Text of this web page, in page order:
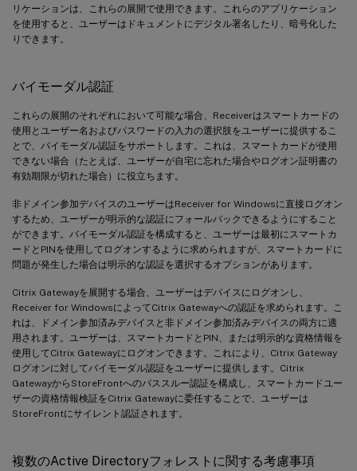
リケーションは、これらの展開で使用できます。これらのアプリケーション
を使用すると、ユーザーはドキュメントにデジタル署名したり、暗号化した
りできます。
バイモーダル認証
これらの展開のそれぞれにおいて可能な場合、Receiverはスマートカードの
使用とユーザー名およびパスワードの入力の選択肢をユーザーに提供するこ
とで、バイモーダル認証をサポートします。これは、スマートカードが使用
できない場合（たとえば、ユーザーが自宅に忘れた場合やログオン証明書の
有効期限が切れた場合）に役立ちます。
非ドメイン参加デバイスのユーザーはReceiver for Windowsに直接ログオン
するため、ユーザーが明示的な認証にフォールバックできるようにすること
ができます。バイモーダル認証を構成すると、ユーザーは最初にスマートカ
ードとPINを使用してログオンするように求められますが、スマートカードに
問題が発生した場合は明示的な認証を選択するオプションがあります。
Citrix Gatewayを展開する場合、ユーザーはデバイスにログオンし、
Receiver for WindowsによってCitrix Gatewayへの認証を求められます。こ
れは、ドメイン参加済みデバイスと非ドメイン参加済みデバイスの両方に適
用されます。ユーザーは、スマートカードとPIN、または明示的な資格情報を
使用してCitrix Gatewayにログオンできます。これにより、Citrix Gateway
ログオンに対してバイモーダル認証をユーザーに提供します。Citrix
GatewayからStoreFrontへのパススルー認証を構成し、スマートカードユー
ザーの資格情報検証をCitrix Gatewayに委任することで、ユーザーは
StoreFrontにサイレント認証されます。
複数のActive Directoryフォレストに関する考慮事項